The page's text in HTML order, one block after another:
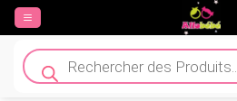
Passer
contenu
Recherche
de
produits